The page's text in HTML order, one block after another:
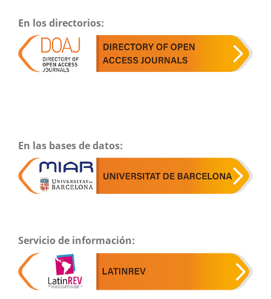
En los directorios:
En las bases de datos:
Servicio de información: